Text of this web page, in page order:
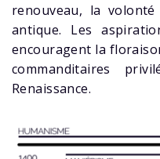
renouveau, la
antique. Les
encouragent la
commanditaires
Renaissance.